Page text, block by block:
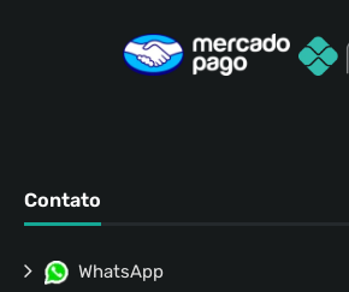
Contato
WhatsApp